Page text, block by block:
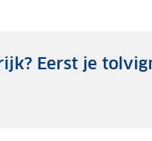
Eerst je